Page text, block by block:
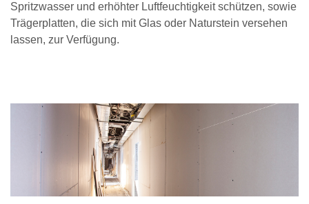
Spritzwasser und erhöhter Luftfeuchtigkeit schützen, sowie
Trägerplatten, die sich mit Glas oder Naturstein versehen
lassen, zur Verfügung.